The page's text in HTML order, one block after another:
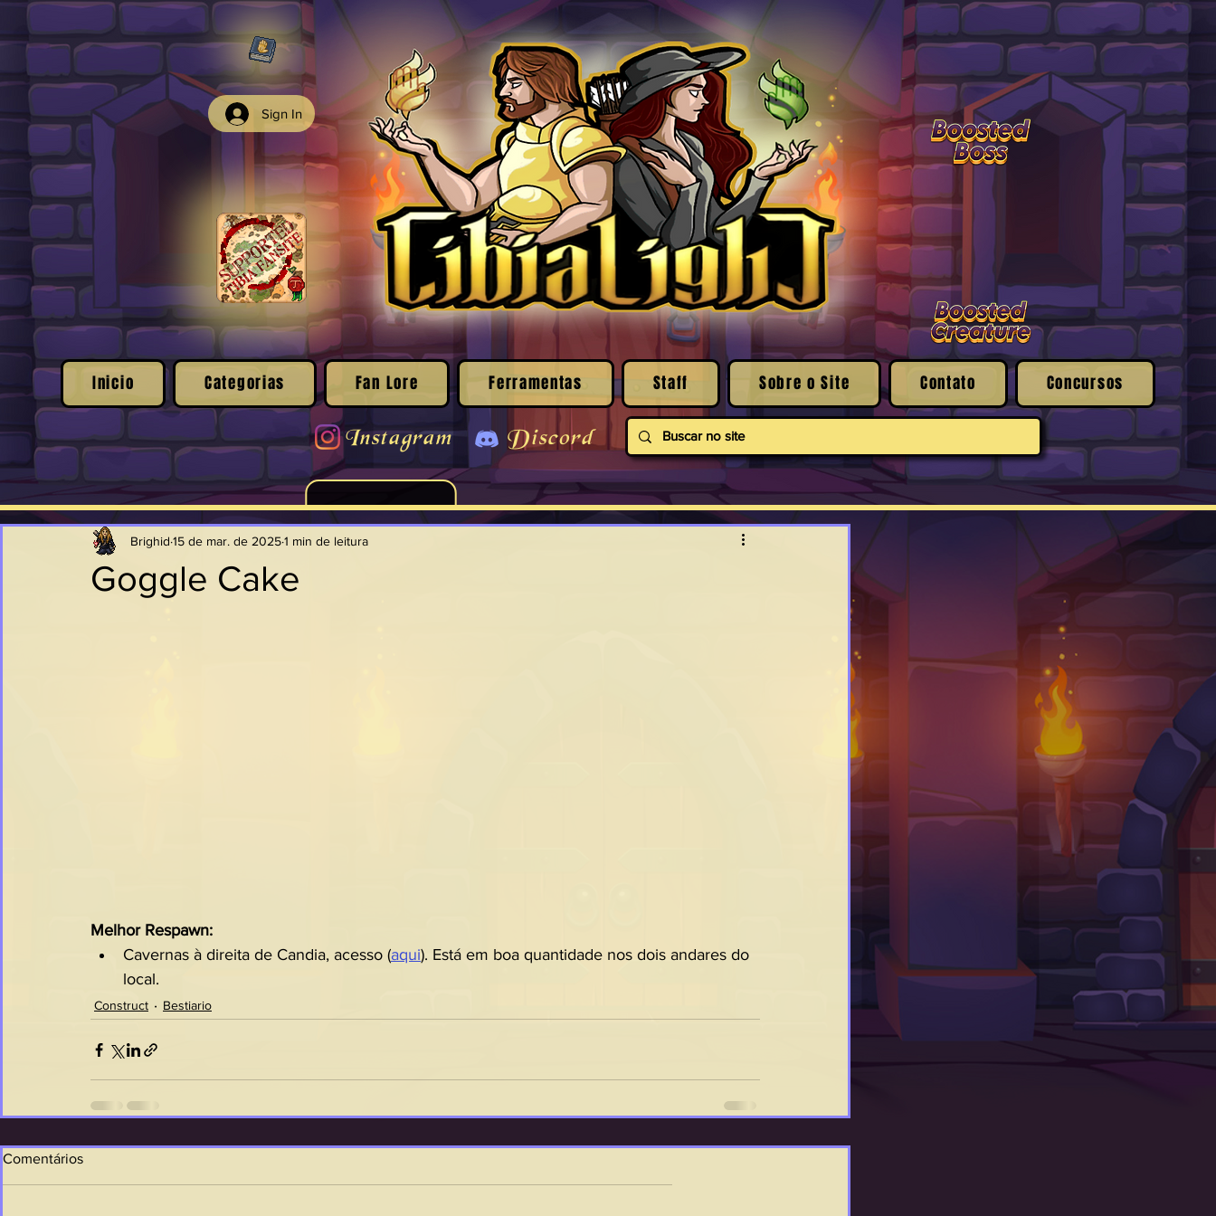
Sign In
Inicio Categorias Fan Lore Ferramentas Staff Sobre o Site Contato Concursos
Instagram Discord
Goggle Cake
Brighid 15 de mar. de 20251 min de leitura
Melhor Respawn:
Cavernas à direita de Candia, acesso (aqui). Está em boa quantidade nos dois andares do
local.
Construct Bestiario
Comentários